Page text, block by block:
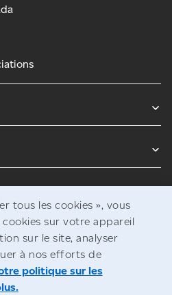
tous les cookies », vous
sur votre appareil
sur le site, analyser
à nos efforts de
politique sur les